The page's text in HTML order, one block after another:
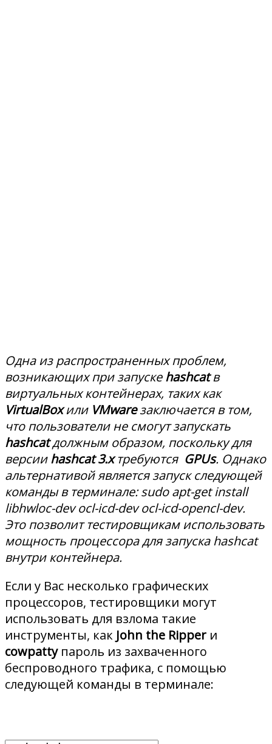
Одна из распространенных проблем,
возникающих при запускеhashcatв
виртуальных контейнерах, таких как
VirtualBoxилиVMwareзаключается в том,
что пользователи не смогут запускать
hashcatдолжным образом, поскольку для
версииhashcat 3.xтребуютсяGPUs. Однако
альтернативой является запуск следующей
команды в терминале: sudo apt-get install
libhwloc-dev ocl-icd-dev ocl-icd-opencl-dev.
Это позволит тестировщикам использовать
мощность процессора для запуска hashcat
внутри контейнера.
Если у Вас несколько графических
процессоров, тестировщики могут
использовать для взлома такие
инструменты, как John the Ripper и
cowpattyпароль из захваченного
беспроводного трафика, с помощью
следующей команды в терминале: